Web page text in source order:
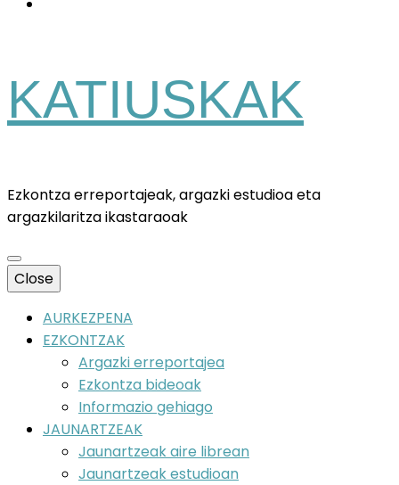
KATIUSKAK
Ezkontza erreportajeak, argazki estudioa eta
argazkilaritza ikastaraoak
Close
AURKEZPENA
EZKONTZAK
Argazki erreportajea
Ezkontza bideoak
Informazio gehiago
JAUNARTZEAK
Jaunartzeak aire librean
Jaunartzeak estudioan